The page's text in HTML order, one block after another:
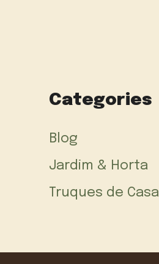
Categories
Blog
Jardim & Horta
Truques de Casa